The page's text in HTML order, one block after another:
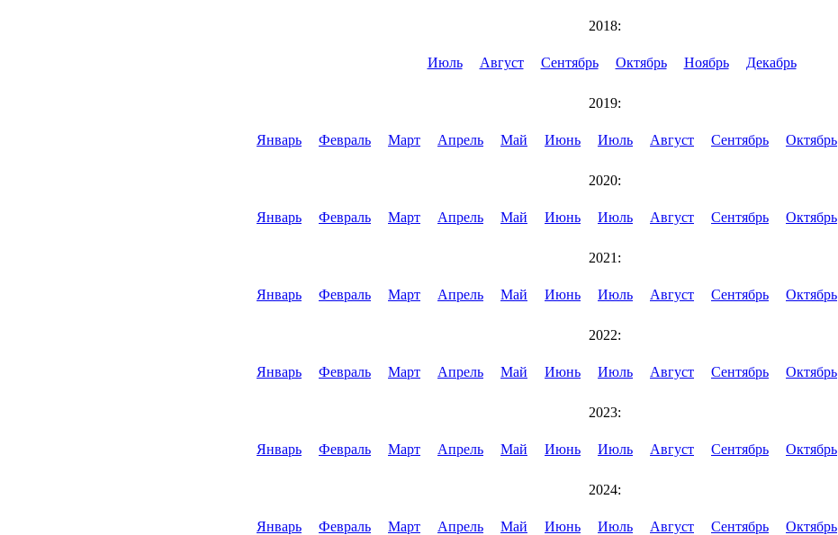
2018:
Июль Август Сентябрь Октябрь Ноябрь Декабрь
2019:
Январь Февраль Март Апрель Май Июнь Июль Август Сентябрь Октябрь
2020:
Январь Февраль Март Апрель Май Июнь Июль Август Сентябрь Октябрь
2021:
Январь Февраль Март Апрель Май Июнь Июль Август Сентябрь Октябрь
2022:
Январь Февраль Март Апрель Май Июнь Июль Август Сентябрь Октябрь
2023:
Январь Февраль Март Апрель Май Июнь Июль Август Сентябрь Октябрь
2024:
Январь Февраль Март Апрель Май Июнь Июль Август Сентябрь Октябрь